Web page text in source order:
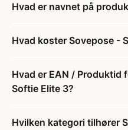
Hvad er navnet på
Hvad koster Sovepose -
Hvad er EAN / Produktid
Softie Elite 3?
Hvilken kategori tilhører